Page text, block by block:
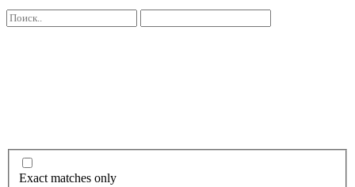
Exact matches only